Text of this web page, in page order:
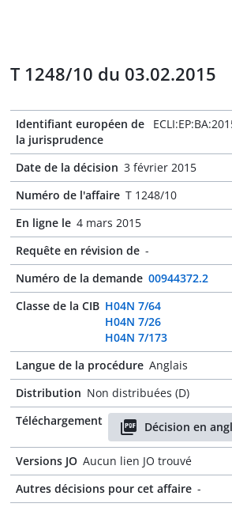
T 1248/10 du 03.02.2015
Identifiant européen de
la jurisprudence
Date de la décision 3 février 2015
Numéro de l'affaire T 1248/10
En ligne le 4 mars 2015
Requête en révision de -
Numéro de la demande 00944372.2
Classe de la CIB H04N 7/64
H04N 7/26
H04N 7/173
Langue de la procédure Anglais
Distribution Non distribuées (D)
Téléchargement
Décision en
Versions JO Aucun lien JO trouvé
Autres décisions pour cet affaire -